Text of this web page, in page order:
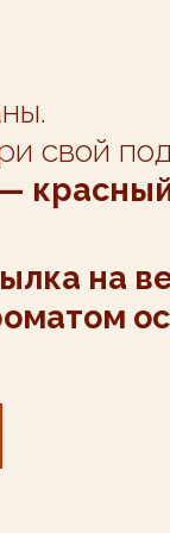
на
свой